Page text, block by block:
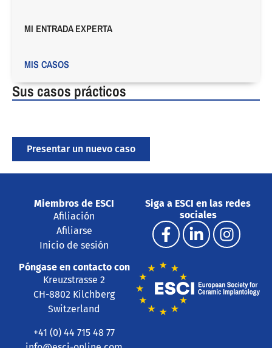
MI ENTRADA EXPERTA
MIS CASOS
Sus casos prácticos
Presentar un nuevo caso
Póngase en contacto con
Kreuzstrasse 2
CH-8802 Kilchberg
Switzerland
+41 (0) 44 715 48 77
Miembros de ESCI
Afiliación
Afiliarse
Inicio de sesión
Siga a ESCI en las redes
sociales